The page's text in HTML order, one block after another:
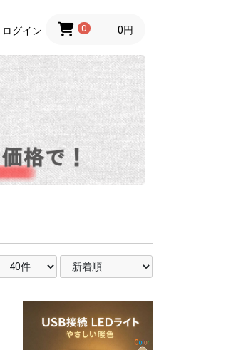
ログイン 0 0円